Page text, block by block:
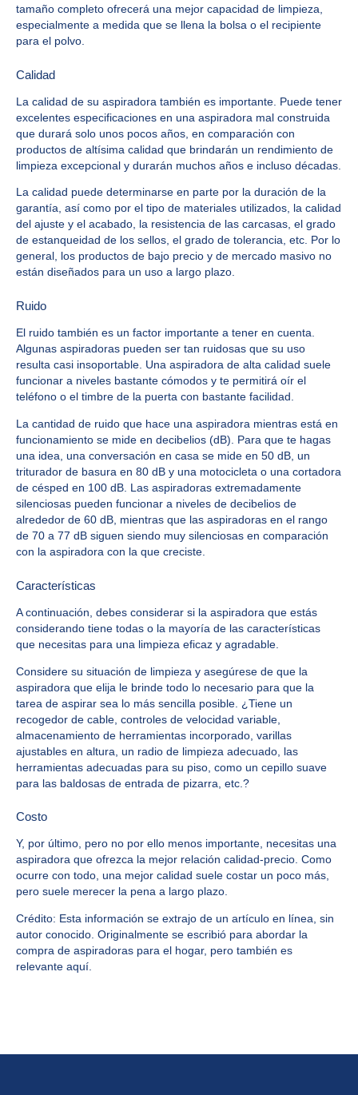
tamaño completo ofrecerá una mejor capacidad de limpieza,
especialmente a medida que se llena la bolsa o el recipiente
para el polvo.
Calidad
La calidad de su aspiradora también es importante. Puede tener
excelentes especificaciones en una aspiradora mal construida
que durará solo unos pocos años, en comparación con
productos de altísima calidad que brindarán un rendimiento de
limpieza excepcional y durarán muchos años e incluso décadas.
La calidad puede determinarse en parte por la duración de la
garantía, así como por el tipo de materiales utilizados, la calidad
del ajuste y el acabado, la resistencia de las carcasas, el grado
de estanqueidad de los sellos, el grado de tolerancia, etc. Por lo
general, los productos de bajo precio y de mercado masivo no
están diseñados para un uso a largo plazo.
Ruido
El ruido también es un factor importante a tener en cuenta.
Algunas aspiradoras pueden ser tan ruidosas que su uso
resulta casi insoportable. Una aspiradora de alta calidad suele
funcionar a niveles bastante cómodos y te permitirá oír el
teléfono o el timbre de la puerta con bastante facilidad.
La cantidad de ruido que hace una aspiradora mientras está en
funcionamiento se mide en decibelios (dB). Para que te hagas
una idea, una conversación en casa se mide en 50 dB, un
triturador de basura en 80 dB y una motocicleta o una cortadora
de césped en 100 dB. Las aspiradoras extremadamente
silenciosas pueden funcionar a niveles de decibelios de
alrededor de 60 dB, mientras que las aspiradoras en el rango
de 70 a 77 dB siguen siendo muy silenciosas en comparación
con la aspiradora con la que creciste.
Características
A continuación, debes considerar si la aspiradora que estás
considerando tiene todas o la mayoría de las características
que necesitas para una limpieza eficaz y agradable.
Considere su situación de limpieza y asegúrese de que la
aspiradora que elija le brinde todo lo necesario para que la
tarea de aspirar sea lo más sencilla posible. ¿Tiene un
recogedor de cable, controles de velocidad variable,
almacenamiento de herramientas incorporado, varillas
ajustables en altura, un radio de limpieza adecuado, las
herramientas adecuadas para su piso, como un cepillo suave
para las baldosas de entrada de pizarra, etc.?
Costo
Y, por último, pero no por ello menos importante, necesitas una
aspiradora que ofrezca la mejor relación calidad-precio. Como
ocurre con todo, una mejor calidad suele costar un poco más,
pero suele merecer la pena a largo plazo.
Crédito: Esta información se extrajo de un artículo en línea, sin
autor conocido. Originalmente se escribió para abordar la
compra de aspiradoras para el hogar, pero también es
relevante aquí.